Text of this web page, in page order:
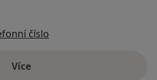
číslo
Víceo adrese